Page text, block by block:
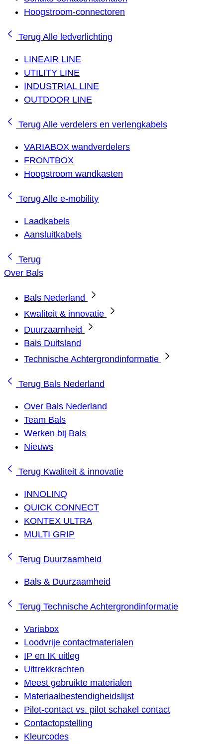
Hoogstroom-connectoren
Terug Alle ledverlichting
LINEAIR LINE
UTILITY LINE
INDUSTRIAL LINE
OUTDOOR LINE
Terug Alle verdelers en verlengkabels
VARIABOX wandverdelers
FRONTBOX
Hoogstroom wandkasten
Terug Alle e-mobility
Laadkabels
Aansluitkabels
Terug
Over Bals
Bals Nederland
Kwaliteit & innovatie
Duurzaamheid
Bals Duitsland
Technische Achtergrondinformatie
Terug Bals Nederland
Over Bals Nederland
Team Bals
Werken bij Bals
Nieuws
Terug Kwaliteit & innovatie
INNOLINQ
QUICK CONNECT
KONTEX ULTRA
MULTI GRIP
Terug Duurzaamheid
Bals & Duurzaamheid
Terug Technische Achtergrondinformatie
Variabox
Loodvrije contactmaterialen
IP en IK uitleg
Uittrekkrachten
Meest gebruikte materialen
Materiaalbestendigheidslijst
Pilot-contact vs. pilot schakel contact
Contactopstelling
Kleurcodes